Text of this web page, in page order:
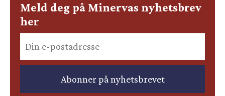
Meld deg på Minervas nyhetsbrev
her